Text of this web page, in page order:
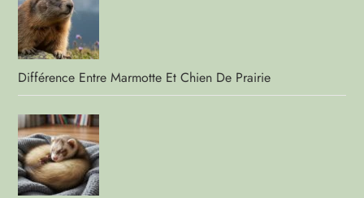
Différence Entre Marmotte Et Chien De Prairie